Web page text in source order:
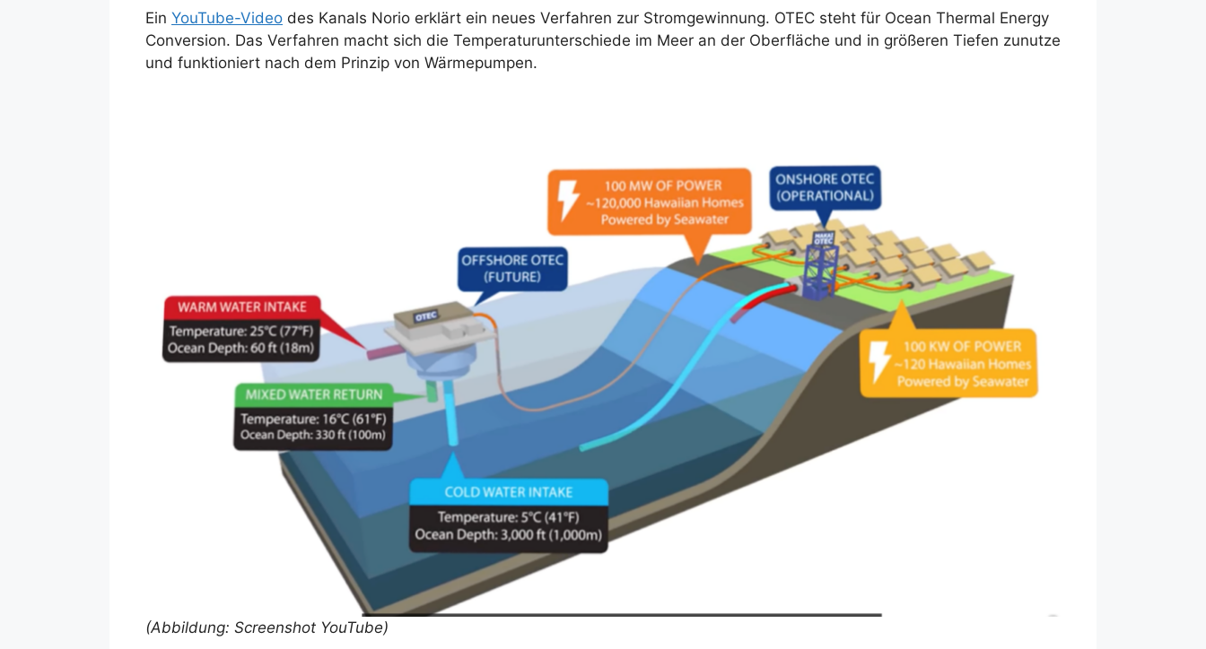
Ein YouTube-Video des Kanals Norio erklärt ein neues Verfahren zur Stromgewinnung. OTEC steht für Ocean Thermal Energy
Conversion. Das Verfahren macht sich die Temperaturunterschiede im Meer an der Oberfläche und in größeren Tiefen zunutze
und funktioniert nach dem Prinzip von Wärmepumpen.
(Abbildung: Screenshot YouTube)